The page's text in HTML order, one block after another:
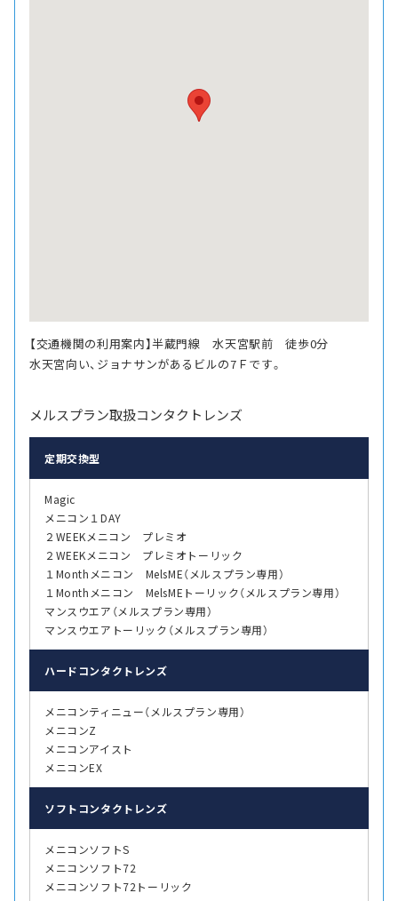
【交通機関の利用案内】半蔵門線 水天宮駅前 徒歩0分
水天宮向い、ジョナサンがあるビルの7Ｆです。
メルスプラン取扱コンタクトレンズ
定期交換型
Magic
メニコン１DAY
２WEEKメニコン プレミオ
２WEEKメニコン プレミオトーリック
１Monthメニコン MelsME（メルスプラン専用）
１Monthメニコン MelsMEトーリック（メルスプラン専用）
マンスウエア（メルスプラン専用）
マンスウエアトーリック（メルスプラン専用）
ハード コンタクトレンズ
メニコンティニュー（メルスプラン専用）
メニコンZ
メニコンアイスト
メニコンEX
ソフト コンタクトレンズ
メニコンソフトS
メニコンソフト72
メニコンソフト72トーリック